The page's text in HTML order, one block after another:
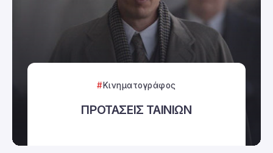
Κινηματογράφος
ΠΡΟΤΑΣΕΙΣ ΤΑΙΝΙΩΝ